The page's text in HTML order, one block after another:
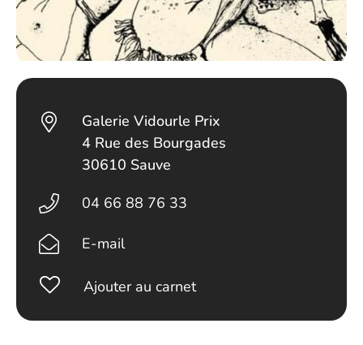
Galerie Vidourle Prix
4 Rue des Bourgades
30610 Sauve
04 66 88 76 33
E-mail
Ajouter au carnet